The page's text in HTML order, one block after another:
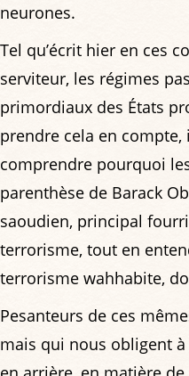
neurones.
Tel qu’écrit hier en ces
serviteur, les régimes
primordiaux des États
prendre cela en
comprendre pourquoi
parenthèse de Barack
saoudien, principal
terrorisme, tout en
terrorisme wahhabite,
Pesanteurs de ces
mais qui nous obligent